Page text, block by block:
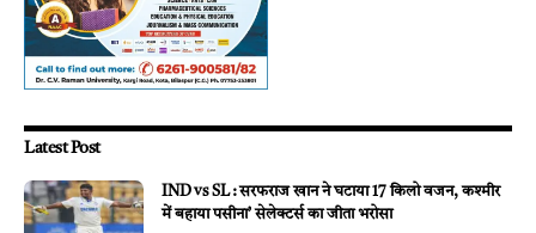
Latest Post
IND vs SL : सरफराज खान ने घटाया 17 किलो वजन, कश्मीर
में बहाया पसीना’ सेलेक्टर्स का जीता भरोसा